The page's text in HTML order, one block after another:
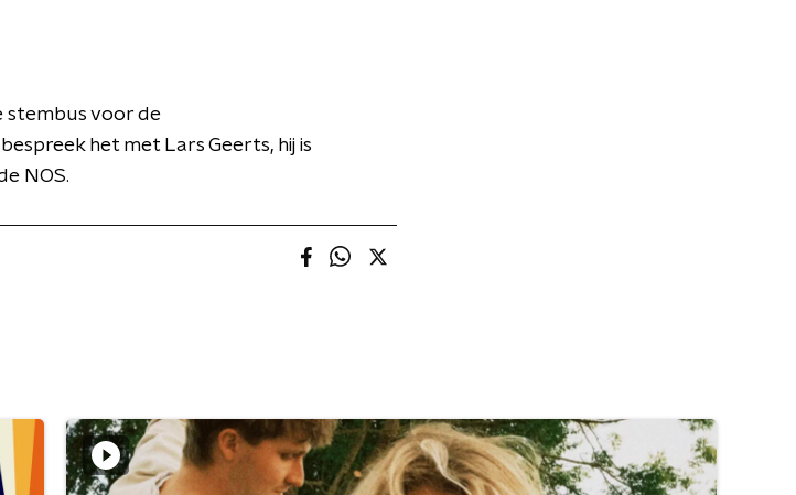
stembus voor de
het met Lars Geerts, hij is
NOS.